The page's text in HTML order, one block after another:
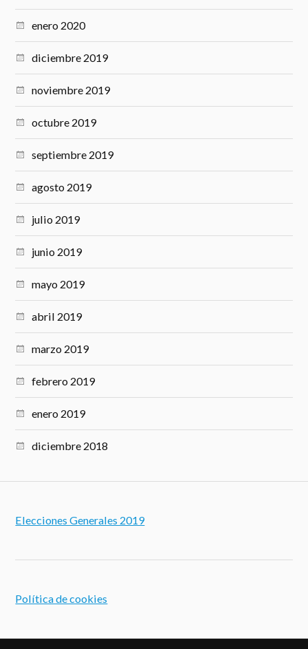
enero 2020
diciembre 2019
noviembre 2019
octubre 2019
septiembre 2019
agosto 2019
julio 2019
junio 2019
mayo 2019
abril 2019
marzo 2019
febrero 2019
enero 2019
diciembre 2018
Elecciones Generales 2019
Política de cookies